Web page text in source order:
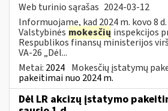
Web turinio sąrašas 2024-03-12
Informuojame, kad 2024 m. kovo 8
Valstybinės mokesčių inspekcijos
Respublikos finansų ministerijos
VA-26 „Dėl...
Metai: 2024 Mokesčių įstatymų
pakeitimai nuo 2024 m.
Dėl LR akcizų įstatymo